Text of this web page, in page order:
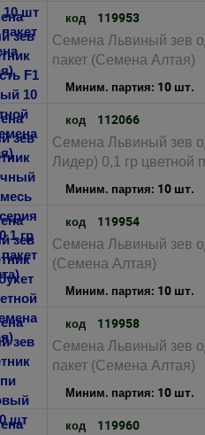
код 119953
Семена Львиный зев
пакет (Семена Алтая)
Миним. партия: 10 шт.
код 112066
Семена Львиный зев
Лидер) 0,1 гр цветной
Миним. партия: 10 шт.
код 119954
Семена Львиный зев
(Семена Алтая)
Миним. партия: 10 шт.
код 119958
Семена Львиный зев
пакет (Семена Алтая)
Миним. партия: 10 шт.
код 119960